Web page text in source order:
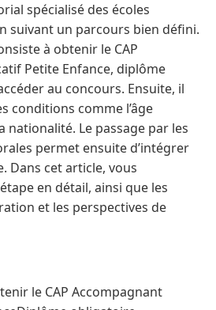
spécialisé des écoles
suivant un parcours bien défini.
à obtenir le CAP
Petite Enfance, diplôme
au concours. Ensuite, il
conditions comme l’âge
nationalité. Le passage par les
permet ensuite d’intégrer
Dans cet article, vous
en détail, ainsi que les
et les perspectives de
le CAP Accompagnant